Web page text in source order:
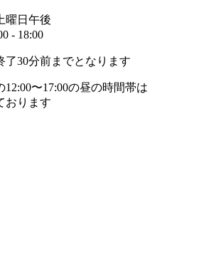
曜日午後
- 18:00
30分前までとなります
〜17:00の昼の時間帯は
おります